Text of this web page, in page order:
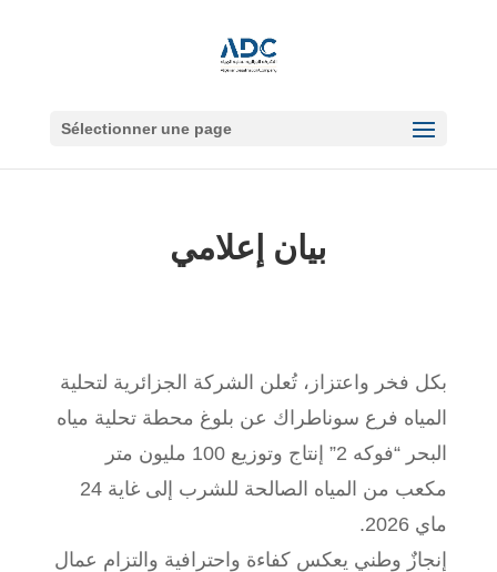
Sélectionner une page
بيان إعلامي
بكل فخر واعتزاز، تُعلن الشركة الجزائرية لتحلية
المياه فرع سوناطراك عن بلوغ محطة تحلية مياه
البحر “فوكه 2” إنتاج وتوزيع 100 مليون متر
مكعب من المياه الصالحة للشرب إلى غاية 24
ماي 2026.
إنجازٌ وطني يعكس كفاءة واحترافية والتزام عمال